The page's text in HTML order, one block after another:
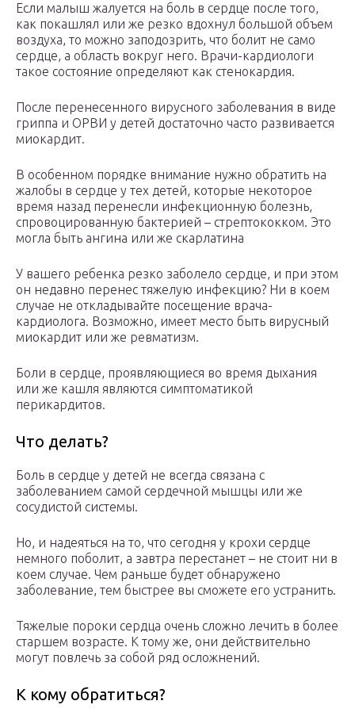
Если малыш жалуется на боль в сердце после того,
как покашлял или же резко вдохнул большой объем
воздуха, то можно заподозрить, что болит не само
сердце, а область вокруг него. Врачи-кардиологи
такое состояние определяют как стенокардия.
После перенесенного вирусного заболевания в виде
гриппа и ОРВИ у детей достаточно часто развивается
миокардит.
В особенном порядке внимание нужно обратить на
жалобы в сердце у тех детей, которые некоторое
время назад перенесли инфекционную болезнь,
спровоцированную бактерией – стрептококком. Это
могла быть ангина или же скарлатина
У вашего ребенка резко заболело сердце, и при этом
он недавно перенес тяжелую инфекцию? Ни в коем
случае не откладывайте посещение врача-
кардиолога. Возможно, имеет место быть вирусный
миокардит или же ревматизм.
Боли в сердце, проявляющиеся во время дыхания
или же кашля являются симптоматикой
перикардитов.
Что делать?
Боль в сердце у детей не всегда связана с
заболеванием самой сердечной мышцы или же
сосудистой системы.
Но, и надеяться на то, что сегодня у крохи сердце
немного поболит, а завтра перестанет – не стоит ни в
коем случае. Чем раньше будет обнаружено
заболевание, тем быстрее вы сможете его устранить.
Тяжелые пороки сердца очень сложно лечить в более
старшем возрасте. К тому же, они действительно
могут повлечь за собой ряд осложнений.
К кому обратиться?